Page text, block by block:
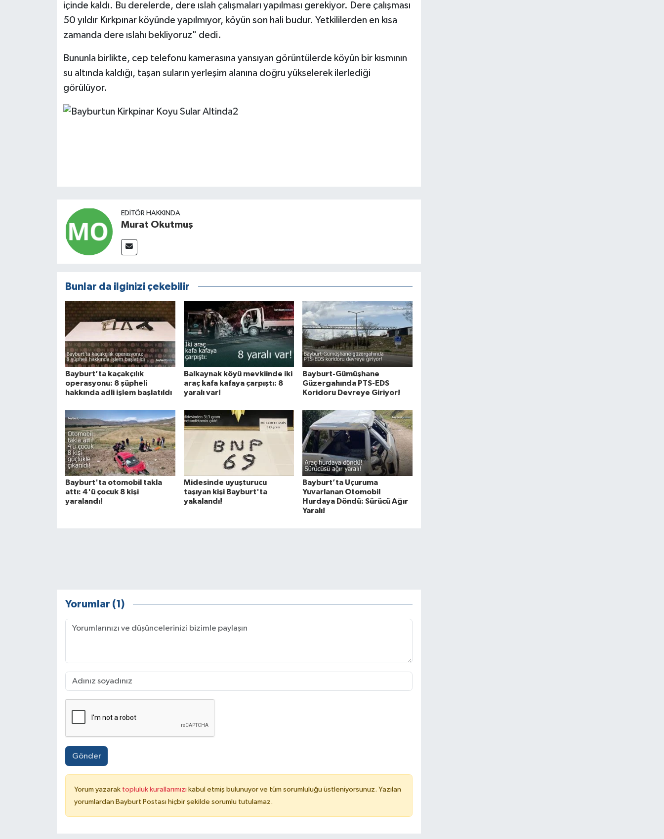
içinde kaldı. Bu derelerde, dere ıslah çalışmaları yapılması gerekiyor. Dere çalışması
50 yıldır Kırkpınar köyünde yapılmıyor, köyün son hali budur. Yetkililerden en kısa
zamanda dere ıslahı bekliyoruz" dedi.
Bununla birlikte, cep telefonu kamerasına yansıyan görüntülerde köyün bir kısmının
su altında kaldığı, taşan suların yerleşim alanına doğru yükselerek ilerlediği
görülüyor.
EDITÖR HAKKINDA
Murat Okutmuş
Bunlar da ilginizi çekebilir
Bayburt’ta kaçakçılık
operasyonu: 8 şüpheli
hakkında adli işlem başlatıldı
Balkaynak köyü mevkiinde iki
araç kafa kafaya çarpıştı: 8
yaralı var!
Bayburt-Gümüşhane
Güzergahında PTS-EDS
Koridoru Devreye Giriyor!
Bayburt'ta otomobil takla
attı: 4'ü çocuk 8 kişi
yaralandı!
Midesinde uyuşturucu
taşıyan kişi Bayburt'ta
yakalandı!
Bayburt’ta Uçuruma
Yuvarlanan Otomobil
Hurdaya Döndü: Sürücü Ağır
Yaralı!
Yorumlar (1)
Gönder
Yorum yazarak topluluk kurallarımızı kabul etmiş bulunuyor ve tüm sorumluluğu üstleniyorsunuz. Yazılan
yorumlardan Bayburt Postası hiçbir şekilde sorumlu tutulamaz.